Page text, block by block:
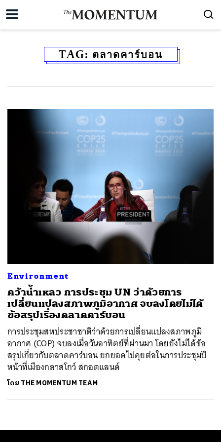
TAG: ตลาดคาร์บอน
Environment
คว้าน้ำเหลว การประชุม UN ว่าด้วยการ
เปลี่ยนแปลงสภาพภูมิอากาศ จบลงโดยไม่ได้
ข้อสรุปเรื่องตลาดคาร์บอน
การประชุมสหประชาชาติว่าด้วยการเปลี่ยนแปลงสภาพภูมิ
อากาศ (COP) จบลงเมื่อวันอาทิตย์ที่ผ่านมา โดยยังไม่ได้ข้อ
สรุปเกี่ยวกับตลาดคาร์บอน ยกยอดไปคุยต่อในการประชุมปี
หน้าที่เมืองกลาสโกว์ สกอตแลนด์
โดย THE MOMENTUM TEAM
SHARE TWEET LINE EMAIL